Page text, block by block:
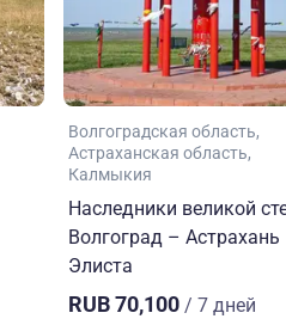
Волгоградская область
Астраханская область
Калмыкия
Наследники великой
Волгоград – Астрахань
Элиста
RUB 70,100 / 7 дней